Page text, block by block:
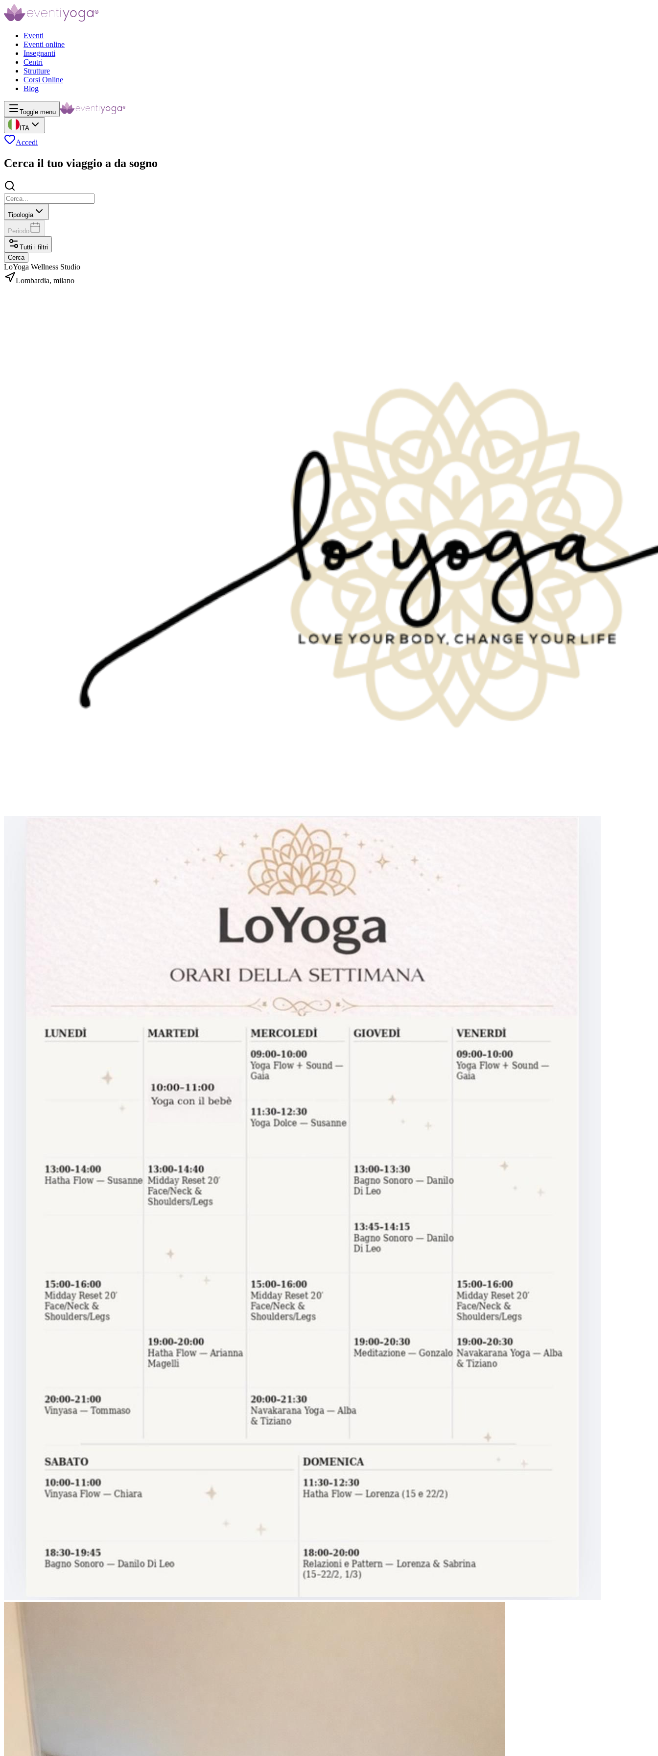
Eventi
Eventi online
Insegnanti
Centri
Strutture
Corsi Online
Blog
Toggle menu
ITA
Accedi
Cerca il tuo viaggio a da sogno
Tipologia
Periodo
Tutti i filtri
Cerca
LoYoga Wellness Studio
Lombardia, milano